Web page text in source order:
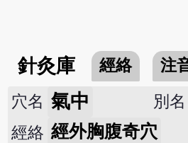
針灸庫 經絡 注
穴名 氣中 別名
經絡 經外胸腹奇穴